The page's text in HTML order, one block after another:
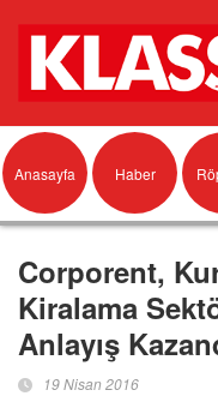
Anasayfa Haber
Corporent,
Kiralama
Anlayış
19 Nisan 2016